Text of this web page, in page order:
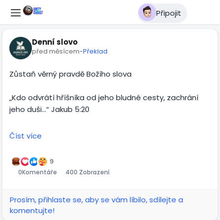
Připojit
Denní slovo
před měsícem-Překlad
Zůstaň věrný pravdě Božího slova
„Kdo odvrátí hříšníka od jeho bludné cesty, zachrání
jeho duši…“ Jakub 5:20
Pravda není něco, co si můžeme upravovat podle
pevné, i když se svět kolem nás mění. A právě proto se
ho potřebujeme držet každý den.
pravdy. Proto nestačí jen „nějak věřit“. Potřebujeme
bdít, růst, zůstávat v Písmu a nenechat si vzít
Číst více
9
0Komentáře 400 Zobrazení
Prosím, přihlaste se, aby se vám líbilo, sdílejte a
komentujte!